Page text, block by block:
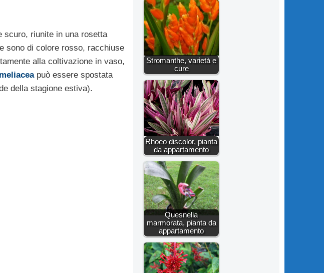
scuro, riunite in una rosetta
sono di colore rosso, racchiuse
alla coltivazione in vaso,
può essere spostata
della stagione estiva).
Stromanthe, varietà e
cure
Rhoeo discolor, pianta
da appartamento
Quesnelia
marmorata, pianta da
appartamento